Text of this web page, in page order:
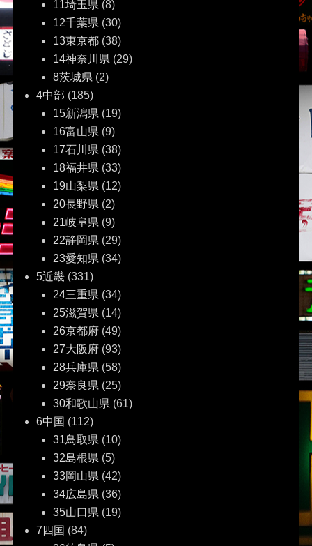
11埼玉県 (8)
12千葉県 (30)
13東京都(38)
14神奈川県 (29)
8茨城県 (2)
4中部 (185)
15新潟県 (19)
16富山県 (9)
17石川県 (38)
18福井県 (33)
19山梨県 (12)
20長野県 (2)
21岐阜県 (9)
22静岡県 (29)
23愛知県 (34)
5近畿(331)
24三重県 (34)
25滋賀県 (14)
26京都府(49)
27大阪府(93)
28兵庫県 (58)
29奈良県 (25)
30和歌山県 (61)
6中国 (112)
31鳥取県 (10)
32島根県 (5)
33岡山県 (42)
34広島県 (36)
35山口県 (19)
7四国 (84)